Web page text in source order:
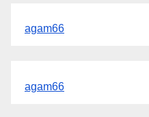
agam66
agam66